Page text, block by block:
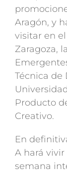
Aragón, y
visitar en
Zaragoza,
Técnica de
Producto
Creativo.
En
A hará
semana